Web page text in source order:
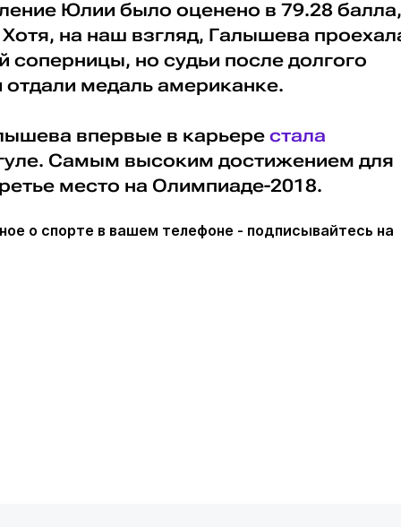
Юлии было оценено в 79.28 балла,
на наш взгляд, Галышева
соперницы, но судьи после долгого
медаль американке.
впервые в карьере стала
Самым высоким достижением для
место на Олимпиаде-2018.
о спорте в вашем телефоне - подписывайтесь на